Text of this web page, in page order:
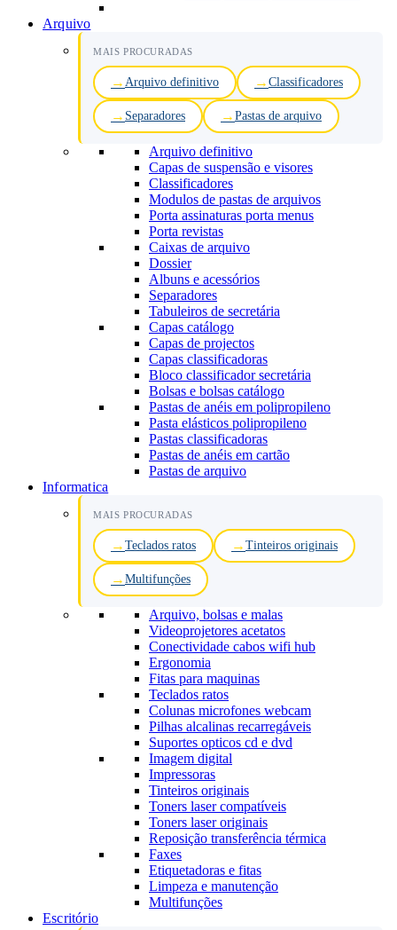
Arquivo
MAIS PROCURADAS
Arquivo definitivo Classificadores
Separadores Pastas de arquivo
Arquivo definitivo
Capas de suspensão e visores
Classificadores
Modulos de pastas de arquivos
Porta assinaturas porta menus
Porta revistas
Caixas de arquivo
Dossier
Albuns e acessórios
Separadores
Tabuleiros de secretária
Capas catálogo
Capas de projectos
Capas classificadoras
Bloco classificador secretária
Bolsas e bolsas catálogo
Pastas de anéis em polipropileno
Pasta elásticos polipropileno
Pastas classificadoras
Pastas de anéis em cartão
Pastas de arquivo
Informatica
MAIS PROCURADAS
Teclados ratos Tinteiros originais
Multifunções
Arquivo, bolsas e malas
Videoprojetores acetatos
Conectividade cabos wifi hub
Ergonomia
Fitas para maquinas
Teclados ratos
Colunas microfones webcam
Pilhas alcalinas recarregáveis
Suportes opticos cd e dvd
Imagem digital
Impressoras
Tinteiros originais
Toners laser compatíveis
Toners laser originais
Reposição transferência térmica
Faxes
Etiquetadoras e fitas
Limpeza e manutenção
Multifunções
Escritório